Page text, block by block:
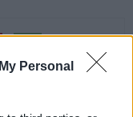
Personal